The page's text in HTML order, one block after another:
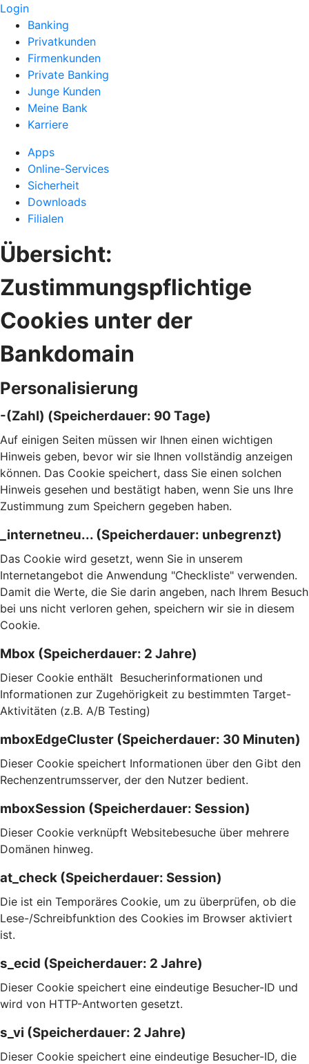
Login
Banking
Privatkunden
Firmenkunden
Private Banking
Junge Kunden
Meine Bank
Karriere
Apps
Online-Services
Sicherheit
Downloads
Filialen
Übersicht:
Zustimmungspflichtige
Cookies unter der
Bankdomain
Personalisierung
-(Zahl) (Speicherdauer: 90 Tage)
Auf einigen Seiten müssen wir Ihnen einen wichtigen
Hinweis geben, bevor wir sie Ihnen vollständig anzeigen
können. Das Cookie speichert, dass Sie einen solchen
Hinweis gesehen und bestätigt haben, wenn Sie uns Ihre
Zustimmung zum Speichern gegeben haben.
_internetneu... (Speicherdauer: unbegrenzt)
Das Cookie wird gesetzt, wenn Sie in unserem
Internetangebot die Anwendung "Checkliste" verwenden.
Damit die Werte, die Sie darin angeben, nach Ihrem Besuch
bei uns nicht verloren gehen, speichern wir sie in diesem
Cookie.
Mbox (Speicherdauer: 2 Jahre)
Dieser Cookie enthält Besucherinformationen und
Informationen zur Zugehörigkeit zu bestimmten Target-
Aktivitäten (z.B. A/B Testing)
mboxEdgeCluster (Speicherdauer: 30 Minuten)
Dieser Cookie speichert Informationen über den Gibt den
Rechenzentrumsserver, der den Nutzer bedient.
mboxSession (Speicherdauer: Session)
Dieser Cookie verknüpft Websitebesuche über mehrere
Domänen hinweg.
at_check (Speicherdauer: Session)
Die ist ein Temporäres Cookie, um zu überprüfen, ob die
Lese-/Schreibfunktion des Cookies im Browser aktiviert
ist.
s_ecid (Speicherdauer: 2 Jahre)
Dieser Cookie speichert eine eindeutige Besucher-ID und
wird von HTTP-Antworten gesetzt.
s_vi (Speicherdauer: 2 Jahre)
Dieser Cookie speichert eine eindeutige Besucher-ID, die